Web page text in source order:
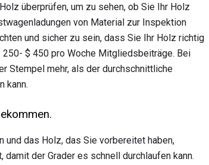
überprüfen, um zu sehen, ob Sie Ihr Holz
von Material zur Inspektion
und sicher zu sein, dass Sie Ihr Holz richtig
$ 450 pro Woche Mitgliedsbeiträge. Bei
Stempel mehr, als der durchschnittliche
kann.
und das Holz, das Sie vorbereitet haben,
der Grader es schnell durchlaufen kann.